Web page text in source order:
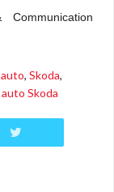
Communication
, Skoda,
Skoda